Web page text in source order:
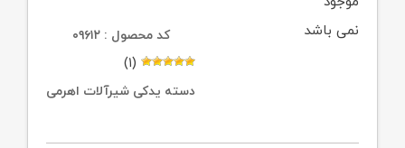
کد محصول : ۰۹۶۱۲
(۱)
دسته یدکی شیرآلات اهرمی
نمی باشد